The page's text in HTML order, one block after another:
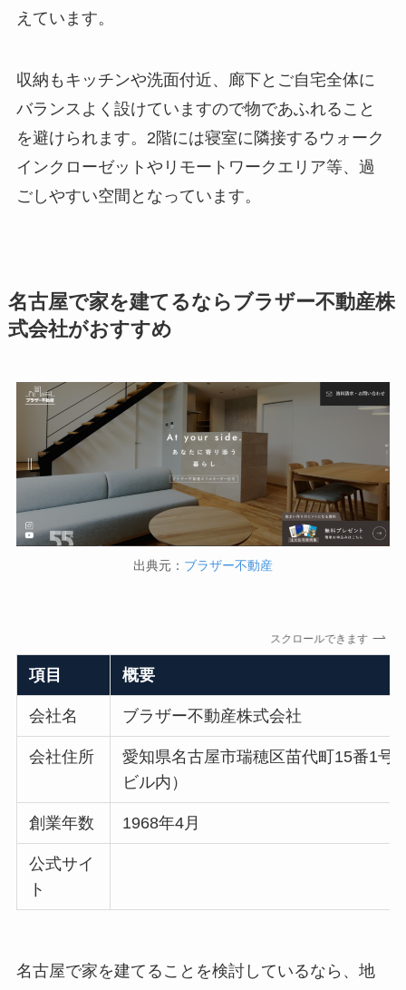
えています。
収納もキッチンや洗面付近、廊下とご自宅全体に
バランスよく設けていますので物であふれること
を避けられます。2階には寝室に隣接するウォーク
インクローゼットやリモートワークエリア等、過
ごしやすい空間となっています。
名古屋で家を建てるならブラザー不動産株
式会社がおすすめ
出典元： ブラザー不動産
スクロールできます
項目 概要
会社名 ブラザー不動産株式会社
会社住所
愛知県名古屋市瑞穂区苗代町15番1号
ビル内）
創業年数 1968年4月
公式サイ
ト
名古屋で家を建てることを検討しているなら、地